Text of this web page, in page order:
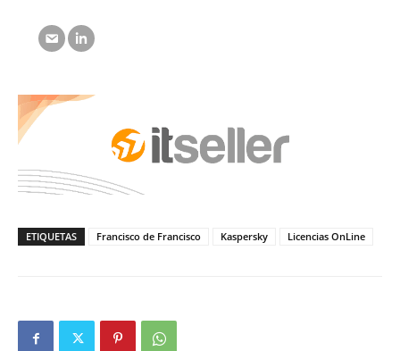
ETIQUETAS Francisco de Francisco Kaspersky Licencias OnLine